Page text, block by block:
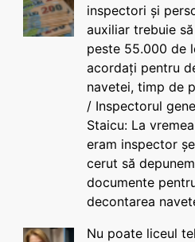
inspectori și
auxiliar trebuie
peste 55.000 de
acordați pentru
navetei, timp de
/ Inspectorul
Staicu: La
eram inspector
cerut să depunem
documente
decontarea
Nu poate liceul